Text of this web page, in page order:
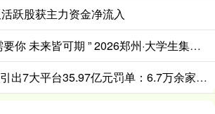
跃股获主力资金净流入
铁牛配资 “ ‘郑’ 好需要你 未来皆可期 ” 2026郑州·大学生集中毕业典礼举行
融创优配 一个蛋糕引出7大平台35.97亿元罚单：6.7万余家“幽灵店铺”黑产调查